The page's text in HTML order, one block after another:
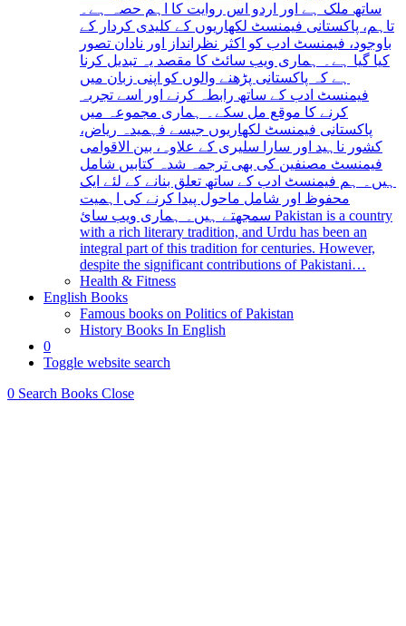
ساتھ ملک ہے اور اردو اس روایت کا اہم حصہ ہے۔
تاہم، پاکستانی فیمنسٹ لکھاریوں کے کلیدی کردار کے
باوجود، فیمنسٹ ادب کو اکثر نظرانداز اور نادان تصور
کیا گیا ہے۔ ہماری ویب سائٹ کا مقصد یہ تبدیل کرنا
ہے کہ پاکستانی پڑھنے والوں کو اپنی زبان میں
فیمنسٹ ادب کے ساتھ رابطہ کرنے اور اسے تجربہ
کرنے کا موقع مل سکے۔ ہماری مجموعہ میں
پاکستانی فیمنسٹ لکھاریوں جیسے فہمیدہ ریاض،
کشور ناہید اور سارا سلیری کے علاوہ، بین الاقوامی
فیمنسٹ مصنفین کی بھی ترجمہ شدہ کتابیں شامل
ہیں۔ ہم فیمنسٹ ادب کے ساتھ تعلق بنانے کے لئے ایک
محفوظ اور شامل ماحول پیدا کرنے کی اہمیت
سمجھتے ہیں۔ ہماری ویب سائ Pakistan is a country
with a rich literary tradition, and Urdu has been an
integral part of this tradition for centuries. However,
despite the significant contributions of Pakistani…
Health & Fitness
English Books
Famous books on Politics of Pakistan
History Books In English
0
Toggle website search
0 Search Books Close